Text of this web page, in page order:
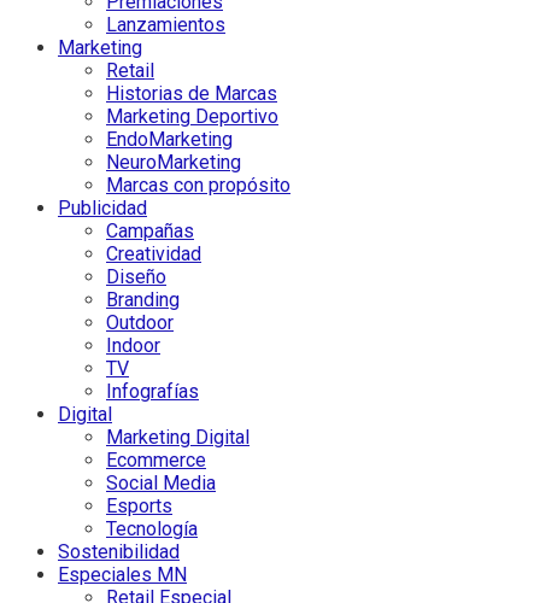
Lanzamientos
Marketing
Retail
Historias de Marcas
Marketing Deportivo
EndoMarketing
NeuroMarketing
Marcas con propósito
Publicidad
Campañas
Creatividad
Diseño
Branding
Outdoor
Indoor
TV
Infografías
Digital
Marketing Digital
Ecommerce
Social Media
Esports
Tecnología
Sostenibilidad
Especiales MN
Retail Especial